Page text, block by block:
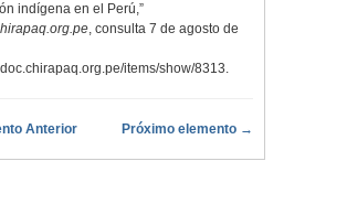
indígena en el Perú,”
, consulta 7 de agosto de
items/show/8313.
Anterior Próximo elemento →